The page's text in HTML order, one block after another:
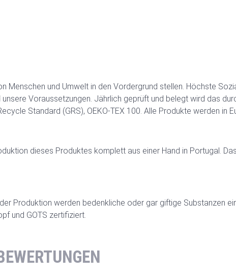
Menschen und Umwelt in den Vordergrund stellen. Höchste
Voraussetzungen. Jährlich geprüft und belegt wird das
Standard (GRS), OEKO-TEX 100. Alle Produkte werden in
dieses Produktes komplett aus einer Hand in Portugal.
Produktion werden bedenkliche oder gar giftige Substanzen
und GOTS zertifiziert.